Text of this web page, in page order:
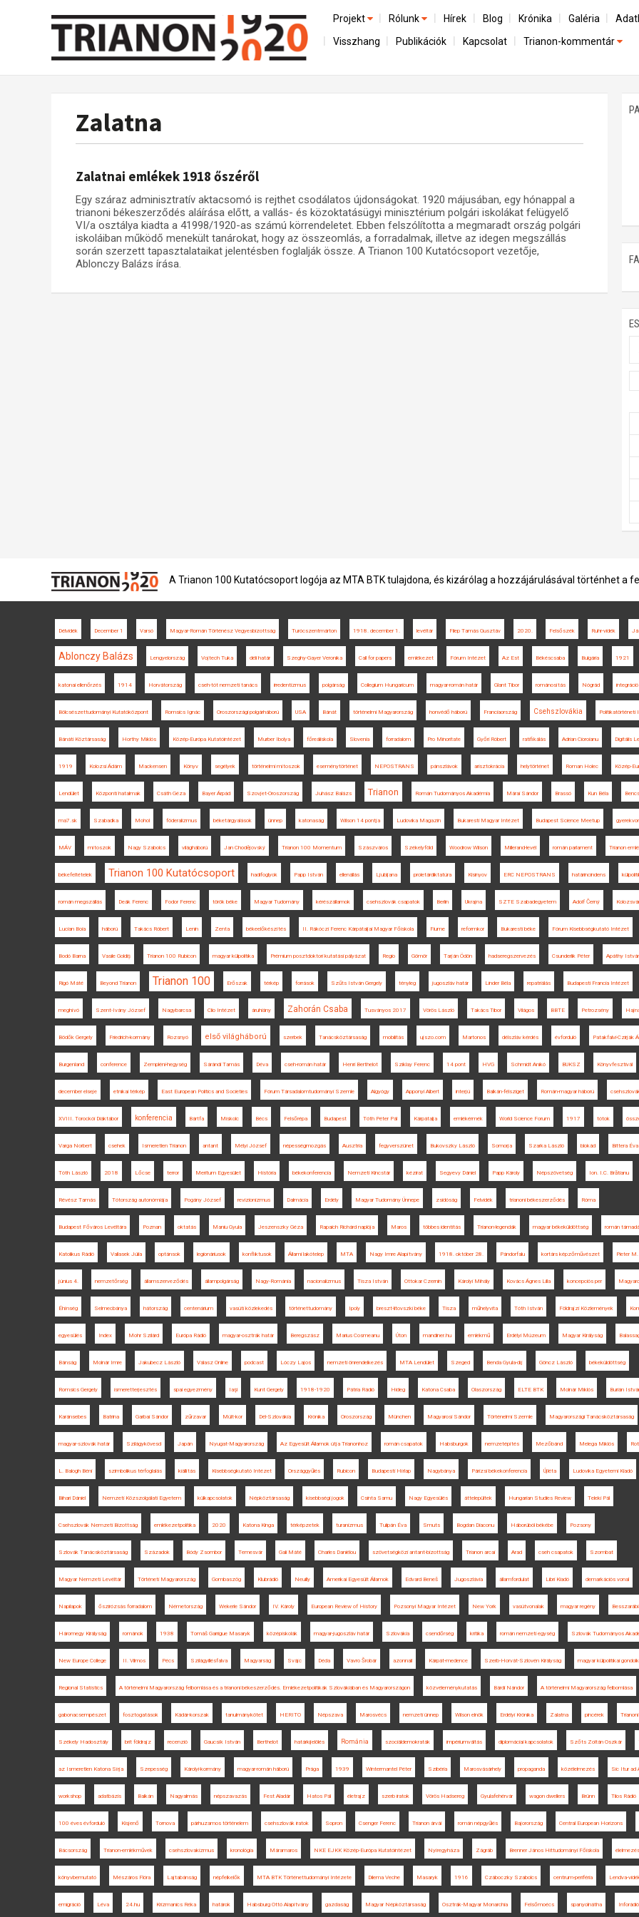
Projekt
Előzmények
Az összeomlás és a magyar társadalom
Utókor és emlékezet
Rólunk
A kutatócsoport működéséről
Hírek Blog Krónika Galéria
Visszhang Publikációk Kapcsolat Trianon-kommentár
Zalatna
Zalatnai emlékek 1918 őszéről
Egy száraz adminisztratív aktacsomó is rejthet csodálatos újdonságokat. 1920 májusában, egy hónappal a
trianoni békeszerződés aláírása előtt, a vallás- és közoktatásügyi minisztérium polgári iskolákat felügyelő
VI/a osztálya kiadta a 41998/1920-as számú körrendeletet. Ebben felszólította a megmaradt ország polgári
iskoláiban működő menekült tanárokat, hogy az összeomlás, a forradalmak, illetve az idegen megszállás
során szerzett tapasztalataikat jelentésben foglalják össze. A Trianon 100 Kutatócsoport vezetője,
Ablonczy Balázs írása.
A Trianon 100 Kutatócsoport logója az MTA BTK tulajdona, és kizárólag a hozzájárulásával történhet a
Délvidék December 1 Varsó Magyar-Román Történész Vegyesbizottság Turócszentmárton 1918. december 1. levéltár Filep Tamás Gusztáv 2020. Felsőszék Ruhr-vidék
Ablonczy Balázs Lengyelország Vojtech Tuka déli határ Szeghy-Gayer Veronika Call for papers emlékezet Fórum Intézet Az Est Békéscsaba Bulgária 1921
katonai ellenőrzés 1914 Horvátország cseh-tót nemzeti tanács irredentizmus polgárság Collegium Hungaricum magyar-román határ Glant Tibor románosítás Nógrád integráció
Bölcsészettudományi Kutatóközpont Romsics Ignác Oroszországi polgárháború USA Bánát történelmi Magyarország honvédő háború Franciaország Csehszlovákia Politikatörténeti
Bánáti Köztársaság Horthy Miklós Közép-Európa Kutatóintézet Murber Ibolya főreáliskola Slovenia forradalom Pro Minoritate Győri Róbert ratifikálás Adrian Cioroianu Digitális
1919 Kolozsi Ádám Mackensen Könyv segélyek történelmi mítoszok eseménytörténet NEPOSTRANS pánszlávok arisztokrácia helytörténet Roman Holec Közép-
Lendület Központi hatalmak Csáth Géza Bayer Árpád Szovjet-Oroszország Juhász Balázs Trianon Román Tudományos Akadémia Márai Sándor Brassó Kun Béla
ma7.sk Szabadka Mohol föderalizmus béketárgyalások ünnep katonaság Wilson 14 pontja Ludovika Magazin Bukaresti Magyar Intézet Budapest Science Meetup
MÁV mítoszok Nagy Szabolcs világháború Jan Chodějovský Trianon 100 Momentum Szászváros Székelyföld Woodrow Wilson Millerand-levél román parlament Trianon
békefeltételek Trianon 100 Kutatócsoport hadifoglyok Papp István ellenállás Ljubljana proletárdiktatúra Kisinyov ERC NEPOSTRANS határincindens
román megszállás Deák Ferenc Fodor Ferenc török béke Magyar Tudomány kérészállamok csehszlovák csapatok Berlin Ukrajna SZTE Szabadegyetem Adolf Černý Kolozsvár
Lucian Boia háború Takács Róbert Lenin Zenta békeelőkészítés II. Rákóczi Ferenc Kárpátaljai Magyar Főiskola Fiume reformkor Bukaresti béke Fórum Kisebbségkutató Intézet
Bodó Barna Vasile Goldiș Trianon 100 Rubicon magyar külpolitika Prémium posztdoktori kutatási pályázat Regio Gömör Tarján Ödön hadseregszervezés Csunderlik Péter Apáthy
Rigó Máté Beyond Trianon Trianon 100 Erőszak térkép források Szűts István Gergely tényleg jugoszláv határ Linder Béla repatriálás Budapesti Francia Intézet
meghívó Szent-Ivány József Nagybarcsa Clio Intézet áruhiány Zahorán Csaba Tusványos 2017 Vörös László Takács Tibor Világos BBTE Petrozsény
Bödők Gergely Friedrich-kormány Rozsnyó első világháború szerbek Tanácsköztársaság mobilitás ujszo.com Martonos délszláv kérdés évforduló Patakfalvi-Czirják
Burgenland conference Zempléni-hegység Sárándi Tamás Déva cseh-román határ Henri Berthelot Sziklay Ferenc 14 pont HVG Schmidt Anikó BUKSZ Könyvfesztivál
december elseje etnikai térkép East European Politics and Societies Fórum Társadalomtudományi Szemle Algyógy Apponyi Albert interjú Balkán-félsziget Román-magyar háború
XVIII. Torockói Diáktábor konferencia Bártfa Miskolc Bécs Felsőrépa Budapest Tóth Péter Pál Kárpátalja emlékérmék World Science Forum 1917 tótok
Varga Norbert csehek Ismeretlen Trianon antant Mélyi József népességmozgás Ausztria fegyverszünet Bukovszky László Somorja Szarka László blokád Bittera Éva
Tóth László 2018 Lőcse terror Meritum Egyesület História békekonferencia Nemzeti Kincstár kézirat Segyevy Dániel Papp Károly Népszövetség Ion. I.C. Brătianu
Révész Tamás Tótország autonómiája Pogány József revizionizmus Dalmácia Erdély Magyar Tudomány Ünnepe zsidóság Felvidék trianoni békeszerződés Róma
Budapest Főváros Levéltára Poznan oktatás Maniu Gyula Jeszenszky Géza Rapaich Richárd naplója Maros többes identitás Trianon-legendák magyar békeküldöttség román
Katolikus Rádió Vallasek Júlia optánsok legionáriusok konfliktusok Állami lakótelep MTA Nagy Imre Alapítvány 1918. október 28. Pándorfalu kortárs képzőművészet Pieter
június 4. nemzetőrség államszerveződés állampolgárság Nagy-Románia nacionalizmus Tisza István Ottokar Czernin Károlyi Mihály Kovács Ágnes Lilla koncepciós per
Éhínség Selmecbánya hátország centenárium vasúti közlekedés történettudomány Ipoly breszt-litovszki béke Tisza műhelyvita Tóth István Földrajzi Közlemények
egyesülés Index Mohr Szilárd Európa Rádió magyar-osztrák határ Beregszász Marius Cosmeanu Úton mandiner.hu emlékmű Erdélyi Múzeum Magyar Királyság
Bánság Molnár Imre Jakubecz László Válasz Online podcast Lóczy Lajos nemzeti önrendelkezés MTA Lendület Szeged Benda Gyula-díj Göncz László békeküldöttség
Romsics Gergely ismeretterjesztés spai egyezmény Iaşi Kunt Gergely 1918-1920 Pátria Rádió Hideg Katona Csaba Olaszország ELTE BTK Molnár Miklós Burián
Karánsebes Batrina Garbai Sándor zűrzavar Múlt-kor Dél-Szlovákia Krónika Oroszország München Magyarosi Sándor Történelmi Szemle Magyarországi Tanácsköztársaság
magyar-szlovák határ Szilágykövesd Japán Nyugat-Magyarország Az Egyesült Államok útja Trianonhoz román csapatok Habsburgok nemzetépítés Mezőbánd Melega Miklós
L. Balogh Béni szimbolikus térfoglalás kiállítás Kisebbségkutató Intézet Országgyűlés Rubicon Budapesti Hírlap Nagybánya Párizsi békekonferencia Újléta Ludovika Egyetemi Kiadó
Bihari Dániel Nemzeti Közszolgálati Egyetem külkapcsolatok Népköztársaság kisebbségi jogok Csinta Samu Nagy Egyesülés áttelepültek Hungarian Studies Review Teleki Pál
Csehszlovák Nemzeti Bizottság emlékezetpolitika 2020 Katona Kinga térképzetek turanizmus Tulipán Éva Smuts Bogdan Diaconu Háborúból békébe Pozsony
Szlovák Tanácsköztársaság Századok Bódy Zsombor Temesvár Gali Máté Charles Daniélou szövetségközi antant-bizottság Trianon arcai Arad cseh csapatok Szombat
Magyar Nemzeti Levéltár Történeti Magyarország Gombaszög Klubrádió Neuilly Amerikai Egyesült Államok Edvard Beneš Jugoszlávia államfordulat Libri Kiadó demarkációs vonal
Napilapok őszirózsás forradalom Németország Wekerle Sándor IV. Károly European Review of History Pozsonyi Magyar Intézet New York vasútvonalak magyar regény
Háromegy Királyság románok 1938 Tomáš Garrigue Masaryk középiskolák magyar-jugoszláv határ Szlovákia csendőrség kritika román nemzeti egység Szlovák Tudományos
New Europe College II. Vilmos Pécs Szilágyillésfalva Magyarság Svájc Déda Vavro Šrobár azonnali Kárpát-medence Szerb-Horvát-Szlovén Királyság magyar külpolitikai
Regional Statistics A történelmi Magyarország felbomlása és a trianoni békeszerződés. Emlékezetpolitikák Szlovákiában és Magyarországon közvéleménykutatás Bárdi Nándor A történelmi Magyarország felbomlása
gabonacsempészet fosztogatások Kádár-korszak tanulmánykötet HERITO Népszava Marosvécs nemzeti ünnep Wilson elnök Erdélyi Krónika Zalatna pincérek
Székely Hadosztály brit földrajz recenzió Gaucsík István Berthelot határkijelölés Románia szociáldemokraták impériumváltás diplomáciai kapcsolatok Szőts Zoltán Oszkár
az Ismeretlen Katona Sírja Szepesség Károlyi-kormány magyar-román háború Prága 1939 Wintermantel Péter Szibéria Marosvásárhely propaganda közélelmezés Sic Itur ad
workshop adatbázis Balkán Nagyalmás népszavazás Fest Aladár Hatos Pál életrajz szerb iratok Vörös Hadsereg Gyulafehérvár wagon dwellers Brünn Tilos Rádió
100 éves évforduló Kisjenő Tornova párhuzamos történelem csehszlovák iratok Sopron Csenger Ferenc Trianon árvái román népgyűlés Bajorország Central European Horizons
Bácsország Trianon-emlékművek csehszlovakizmus kronológia Máramaros NKE EJKK Közép-Európa Kutatóintézet Nyíregyháza Zágráb Brenner János Hittudományi Főiskola élelmezés
könyvbemutató Mészáros Flóra Lajtabánság népfelkelők MTA BTK Történettudományi Intézete Dilema Veche Masaryk 1916 Czáboczky Szabolcs centrum-periféria Lendva-
emigráció Léva 24.hu Krizmanics Réka határok Habsburg Ottó Alapítvány gazdaság Magyar Népköztársaság Osztrák-Magyar Monarchia Felsőmoécs spanyolnátha Inforádió